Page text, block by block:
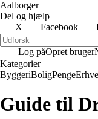
Aalborger
Del og hjælp
X
Facebook
Log påOpret bruger
Kategorier
ByggeriBoligPenge
Guide til